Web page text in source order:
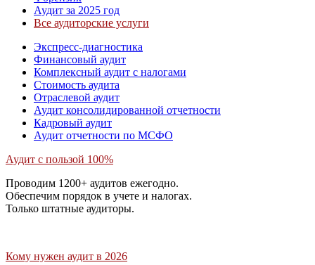
Аудит за 2025 год
Все аудиторские услуги
Экспресс-диагностика
Финансовый аудит
Комплексный аудит с налогами
Стоимость аудита
Отраслевой аудит
Аудит консолидированной отчетности
Кадровый аудит
Аудит отчетности по МСФО
Аудит с пользой 100%
Проводим 1200+ аудитов ежегодно.
Обеспечим порядок в учете и налогах.
Только штатные аудиторы.
Кому нужен аудит в 2026